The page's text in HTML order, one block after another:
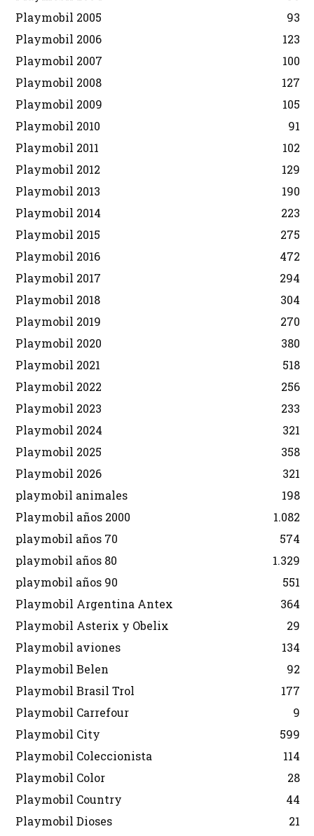
Playmobil 2005
93
Playmobil 2006
123
Playmobil 2007
100
Playmobil 2008
127
Playmobil 2009
105
Playmobil 2010
91
Playmobil 2011
102
Playmobil 2012
129
Playmobil 2013
190
Playmobil 2014
223
Playmobil 2015
275
Playmobil 2016
472
Playmobil 2017
294
Playmobil 2018
304
Playmobil 2019
270
Playmobil 2020
380
Playmobil 2021
518
Playmobil 2022
256
Playmobil 2023
233
Playmobil 2024
321
Playmobil 2025
358
Playmobil 2026
321
playmobil animales
198
Playmobil años 2000
1.082
playmobil años 70
574
playmobil años 80
1.329
playmobil años 90
551
Playmobil Argentina Antex
364
Playmobil Asterix y Obelix
29
Playmobil aviones
134
Playmobil Belen
92
Playmobil Brasil Trol
177
Playmobil Carrefour
9
Playmobil City
599
Playmobil Coleccionista
114
Playmobil Color
28
Playmobil Country
44
Playmobil Dioses
21